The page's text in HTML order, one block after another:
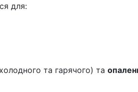
для:
та гарячого) та